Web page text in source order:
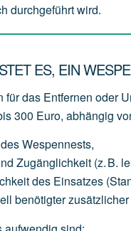
durchgeführt wird.
ES, EIN
für das Entfernen oder
300 Euro, abhängig
Wespennests,
Zugänglichkeit (z.B.
des Einsatzes
benötigter